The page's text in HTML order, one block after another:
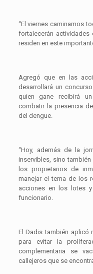
“El viernes caminamos
fortalecerán
residen en este
Agregó que en las
desarrollará un
quien gane recibirá
combatir la presencia
del dengue.
“Hoy, además de la
inservibles, sino
los propietarios de
manejar el tema de los
acciones en los lotes y
funcionario.
El Dadis también aplicó
para evitar la
complementaria se
callejeros que se